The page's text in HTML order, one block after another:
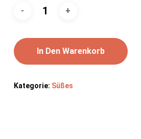
In Den Warenkorb
Kategorie: Süßes